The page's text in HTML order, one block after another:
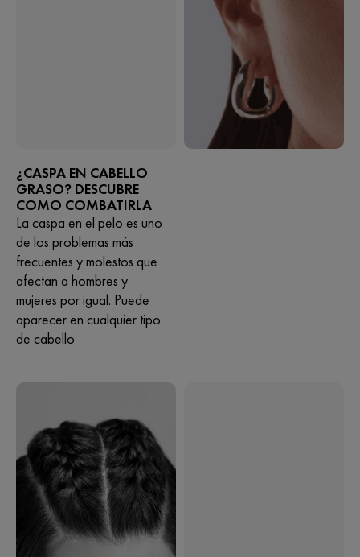
¿CASPA EN CABELLO
GRASO? DESCUBRE
COMO COMBATIRLA
La caspa en el pelo es uno
de los problemas más
frecuentes y molestos que
afectan a hombres y
mujeres por igual. Puede
aparecer en cualquier tipo
de cabello